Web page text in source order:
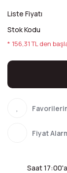
Liste Fiyatı
Stok Kodu
* 156,31 TL den
Fiyat
Saat